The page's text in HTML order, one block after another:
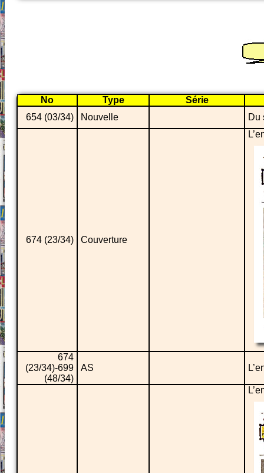
No Type
Série
654 (03/34)
Nouvelle Du
674 (23/34) Couverture
674
(23/34)-699
(48/34)
AS